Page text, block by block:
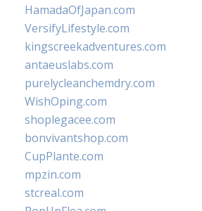
HamadaOfJapan.com
VersifyLifestyle.com
kingscreekadventures.com
antaeuslabs.com
purelycleanchemdry.com
WishOping.com
shoplegacee.com
bonvivantshop.com
CupPlante.com
mpzin.com
stcreal.com